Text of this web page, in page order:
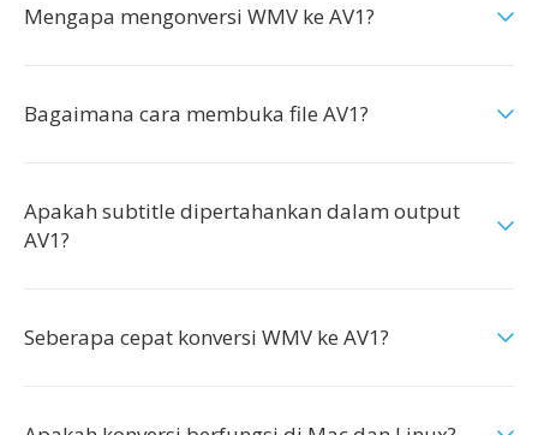
Mengapa mengonversi WMV ke AV1?
Bagaimana cara membuka file AV1?
Apakah subtitle dipertahankan dalam output
AV1?
Seberapa cepat konversi WMV ke AV1?